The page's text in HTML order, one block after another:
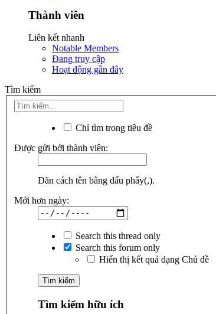
Thành viên
Liên kết nhanh
Notable Members
Đang truy cập
Hoạt động gần đây
Tìm kiếm
Chỉ tìm trong tiêu đề
Được gửi bởi thành viên:
Dãn cách tên bằng dấu phẩy(,).
Mới hơn ngày:
Search this thread only
Search this forum only
Hiển thị kết quả dạng Chủ đề
Tìm kiếm hữu ích